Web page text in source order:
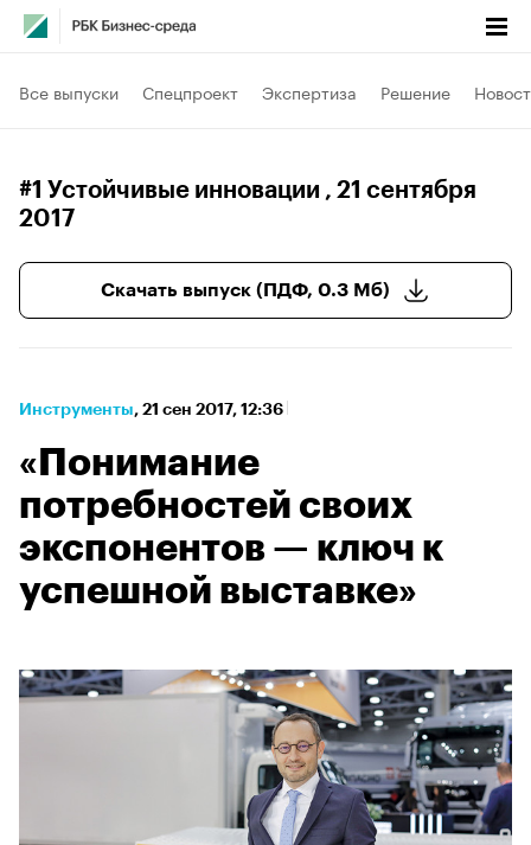
Все выпуски Спецпроект Экспертиза Решение
#1 Устойчивые инновации , 21 сентября
2017
Скачать выпуск (ПДФ, 0.3 Мб)
Инструменты⁠, 21 сен 2017, 12:36
«Понимание
потребностей своих
экспонентов — ключ к
успешной выставке»